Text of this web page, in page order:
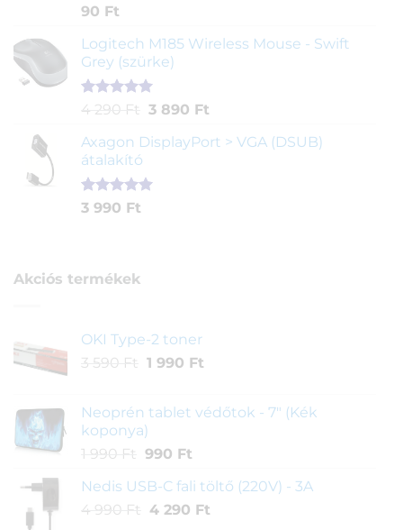
Értékelés
5-ből,
2
értékelés
alapján
90 Ft
Logitech M185 Wireless Mouse - Swift
Grey (szürke)
Értékelés
ből,
1
értékelés
alapján
4 290 Ft Original
was:
290 Ft.
3 890 FtCurrent
is:
Axagon DisplayPort > VGA (DSUB)
átalakító
Értékelés
1
3 990 Ft
Akciós termékek
OKI Type-2 toner
3 590 Ft
Original
3
590 Ft.
1 990 FtCurrent
1
Neoprén tablet védőtok - 7" (Kék
koponya)
1 990 Ft
Original
was:
990 FtCurrent
is:
990 Ft.
Nedis USB-C fali töltő (220V) - 3A
4 990 Ft
Original
4 290 FtCurrent